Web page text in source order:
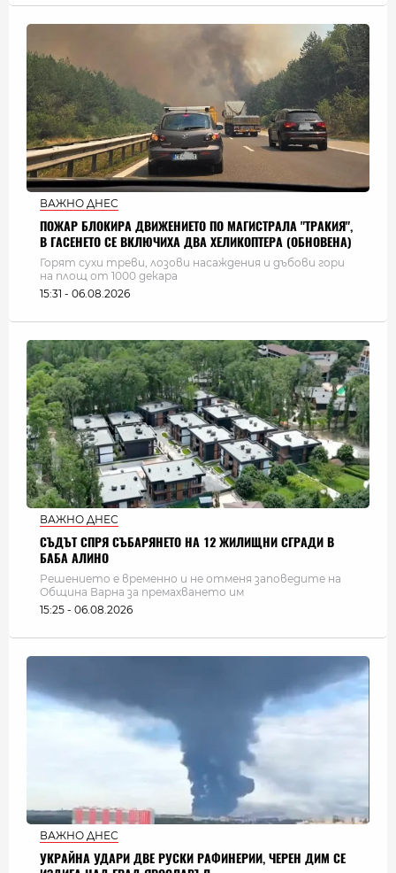
ВАЖНО ДНЕС
ПОЖАР БЛОКИРА ДВИЖЕНИЕТО ПО МАГИСТРАЛА "ТРАКИЯ",
В ГАСЕНЕТО СЕ ВКЛЮЧИХА ДВА ХЕЛИКОПТЕРА (ОБНОВЕНА)
Горят сухи треви, лозови насаждения и дъбови гори
на площ от 1000 декара
15:31 - 06.08.2026
ВАЖНО ДНЕС
СЪДЪТ СПРЯ СЪБАРЯНЕТО НА 12 ЖИЛИЩНИ СГРАДИ В
БАБА АЛИНО
Решението е временно и не отменя заповедите на
Община Варна за премахването им
15:25 - 06.08.2026
ВАЖНО ДНЕС
УКРАЙНА УДАРИ ДВЕ РУСКИ РАФИНЕРИИ, ЧЕРЕН ДИМ СЕ